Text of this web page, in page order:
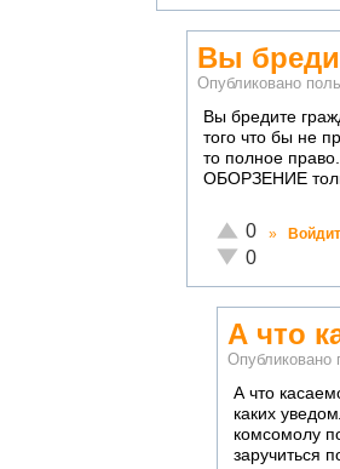
Вы
Опубликовано
Вы бредите
того что бы не
то полное
ОБОРЗЕНИЕ
Отлично!
0
Неадекватно!
0
»
А что
Опубликовано
А что
каких
комсомолу
заручиться